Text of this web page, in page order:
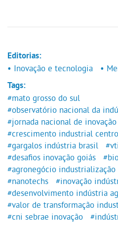
Editorias:
• Inovação e tecnologia
•
Tags:
#mato grosso do sul
#observatório nacional da
#jornada nacional de inovação
#crescimento industrial
#gargalos indústria brasil
#desafios inovação goiás
#agronegócio industrialização
#nanotechs
#inovação
#desenvolvimento indústria
#valor de transformação
#cni sebrae inovação